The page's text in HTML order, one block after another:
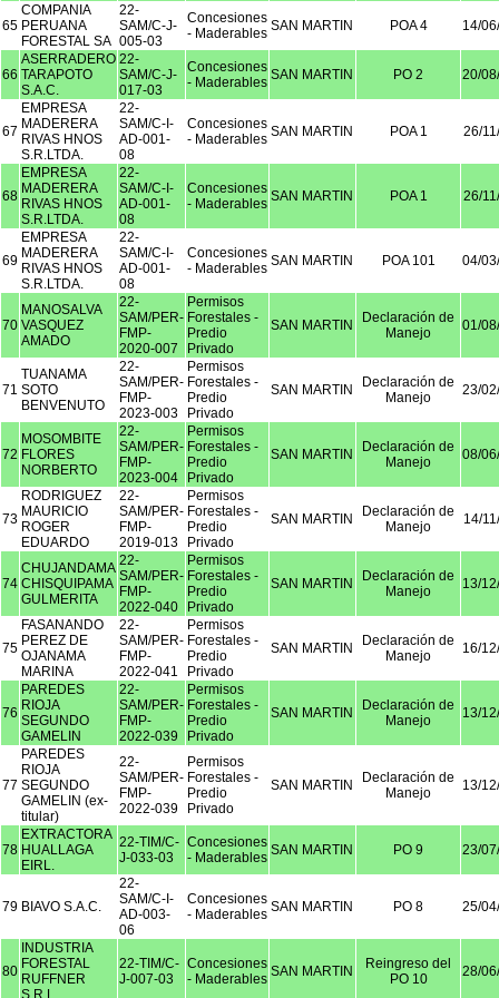
65
COMPANIA
PERUANA
FORESTAL SA
22-
SAM/C-J-
005-03
Concesiones
- Maderables SAN MARTIN POA 4 14/
66
ASERRADERO
TARAPOTO
S.A.C.
22-
SAM/C-J-
017-03
Concesiones
- Maderables SAN MARTIN PO 2 20/
67
EMPRESA
MADERERA
RIVAS HNOS
S.R.LTDA.
22-
SAM/C-I-
AD-001-
08
Concesiones
- Maderables SAN MARTIN POA 1 26/
68
EMPRESA
MADERERA
RIVAS HNOS
S.R.LTDA.
22-
SAM/C-I-
AD-001-
08
Concesiones
- Maderables SAN MARTIN POA 1 26/
69
EMPRESA
MADERERA
RIVAS HNOS
S.R.LTDA.
22-
SAM/C-I-
AD-001-
08
Concesiones
- Maderables SAN MARTIN POA 101 04/
70
MANOSALVA
VASQUEZ
AMADO
22-
SAM/PER-
FMP-
2020-007
Permisos
Forestales -
Predio
Privado
SAN MARTIN
Declaración de
Manejo
01/
71
TUANAMA
SOTO
BENVENUTO
22-
SAM/PER-
FMP-
2023-003
Permisos
Forestales -
Predio
Privado
SAN MARTIN
Declaración de
Manejo
23/
72
MOSOMBITE
FLORES
NORBERTO
22-
SAM/PER-
FMP-
2023-004
Permisos
Forestales -
Predio
Privado
SAN MARTIN
Declaración de
Manejo
08/
73
RODRIGUEZ
MAURICIO
ROGER
EDUARDO
22-
SAM/PER-
FMP-
2019-013
Permisos
Forestales -
Predio
Privado
SAN MARTIN
Declaración de
Manejo
14/
74
CHUJANDAMA
CHISQUIPAMA
GULMERITA
22-
SAM/PER-
FMP-
2022-040
Permisos
Forestales -
Predio
Privado
SAN MARTIN
Declaración de
Manejo
13/
75
FASANANDO
PEREZ DE
OJANAMA
MARINA
22-
SAM/PER-
FMP-
2022-041
Permisos
Forestales -
Predio
Privado
SAN MARTIN
Declaración de
Manejo
16/
76
PAREDES
RIOJA
SEGUNDO
GAMELIN
22-
SAM/PER-
FMP-
2022-039
Permisos
Forestales -
Predio
Privado
SAN MARTIN
Declaración de
Manejo
13/
77
PAREDES
RIOJA
SEGUNDO
GAMELIN (ex-
titular)
22-
SAM/PER-
FMP-
2022-039
Permisos
Forestales -
Predio
Privado
SAN MARTIN
Declaración de
Manejo
13/
78
EXTRACTORA
HUALLAGA
EIRL.
22-TIM/C-
J-033-03
Concesiones
- Maderables SAN MARTIN PO 9 23/
79 BIAVO S.A.C.
22-
SAM/C-I-
AD-003-
06
Concesiones
- Maderables SAN MARTIN PO 8 25/
80
INDUSTRIA
FORESTAL
RUFFNER
S.R.L.
22-TIM/C-
J-007-03
Concesiones
- Maderables SAN MARTIN
Reingreso del
PO 10
28/